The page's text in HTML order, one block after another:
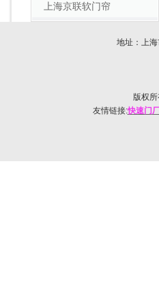
上海京联软门帘
地址：上
版权
友情链接:快速门